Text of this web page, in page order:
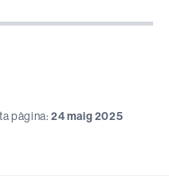
pàgina:24 maig 2025